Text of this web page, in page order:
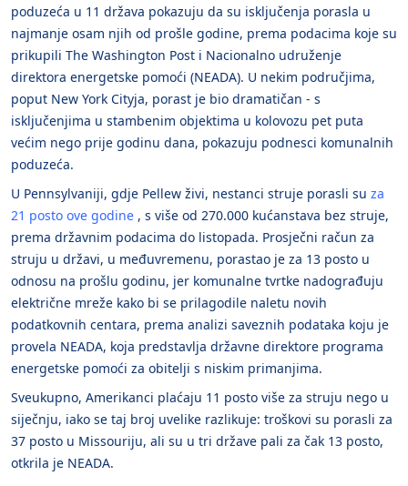
poduzeća u 11 država pokazuju da su isključenja porasla u
najmanje osam njih od prošle godine, prema podacima koje su
prikupili The Washington Post i Nacionalno udruženje
direktora energetske pomoći (NEADA). U nekim područjima,
poput New York Cityja, porast je bio dramatičan - s
isključenjima u stambenim objektima u kolovozu pet puta
većim nego prije godinu dana, pokazuju podnesci komunalnih
poduzeća.
U Pennsylvaniji, gdje Pellew živi, ​​nestanci struje porasli su za
21 posto ove godine , s više od 270.000 kućanstava bez struje,
prema državnim podacima do listopada. Prosječni račun za
struju u državi, u međuvremenu, porastao je za 13 posto u
odnosu na prošlu godinu, jer komunalne tvrtke nadograđuju
električne mreže kako bi se prilagodile naletu novih
podatkovnih centara, prema analizi saveznih podataka koju je
provela NEADA, koja predstavlja državne direktore programa
energetske pomoći za obitelji s niskim primanjima.
Sveukupno, Amerikanci plaćaju 11 posto više za struju nego u
siječnju, iako se taj broj uvelike razlikuje: troškovi su porasli za
37 posto u Missouriju, ali su u tri države pali za čak 13 posto,
otkrila je NEADA.